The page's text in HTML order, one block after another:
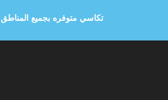
تكاسي متوفره بجميع المناطق 66241581